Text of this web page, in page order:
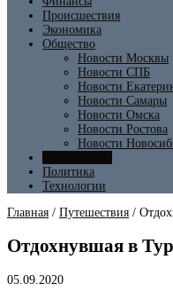
Происшествия
Экономика
Общество
Новости Москвы
Новости СПБ
Новости
Новости Самары
Новости Омска
Новости Ростова
Новости
Политика
Технологии
Главная / Путешествия /
Отдохнувшая в
05.09.2020